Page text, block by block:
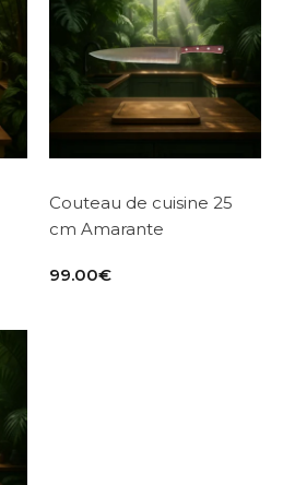
Couteau de cuisine 25
cm Amarante
99.00€